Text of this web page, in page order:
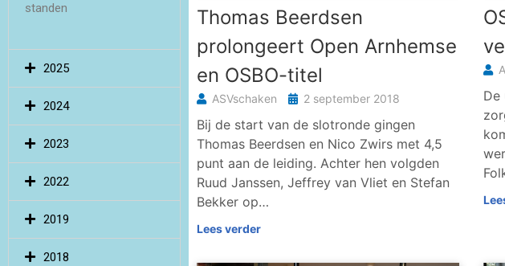
standen
2025
2024
2023
2022
2019
2018
Thomas Beerdsen
prolongeert Open Arnhemse
en OSBO-titel
ASVschaken 2 september 2018
Bij de start van de slotronde gingen
Thomas Beerdsen en Nico Zwirs met 4,5
punt aan de leiding. Achter hen volgden
Ruud Janssen, Jeffrey van Vliet en Stefan
Bekker op…
Lees verder
De